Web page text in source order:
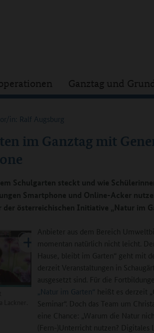
Ganztag und
im Ganztag mit
in: Ralf Augsburg
Schulgarten steckt und wie
Smartphone und Online-Acker
der österreichischen Initiative „Natur im
Anbieter aus dem Bereich
momentan natürlich nicht leicht.
Hause, bleibt im Garten“ geht mit
derzeit Veranstaltungen in
ausgesetzt sind. Für die
„Natur im Garten“ heißt es derzeit
Seminar“. Doch das Team um
eine Chance: „Warum die Natur
(Fern-)Unterricht nutzen? Digitales